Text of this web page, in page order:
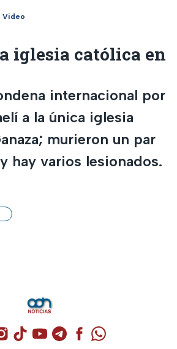
Video
iglesia católica en
internacional por
a la única iglesia
murieron un par
hay varios lesionados.
de X / Twitter (se abre en una
Cuenta de Instagram (se abre en una
Cuenta de TikTok (se abre en
Cuenta de YouTube (se abre
Cuenta de Telegram (se
Cuenta de
Cuenta de